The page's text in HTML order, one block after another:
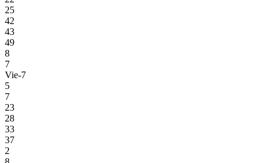
25
42
43
49
8
7
Vie-7
5
7
23
28
33
37
2